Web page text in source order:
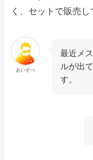
く、セットで販売し
あいすべ
最近メ
ルが出
す。